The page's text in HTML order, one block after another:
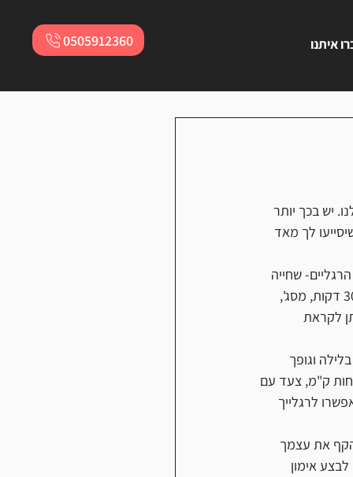
0505912360 איתנו
יש בכך יותר
לך מאד
שחייה
של 20-30 דקות, אימון מתיחות, רכיבה קלה עם סל"ד (סיבובי רגליים לדקה) גבוה במשך 30 דקות, מסג',
לקראת
הקפד על 7-8 שעות שינה בלילה וגופך
ק"מ, צעד עם
לרגלייך
הקף את עצמך
אימון